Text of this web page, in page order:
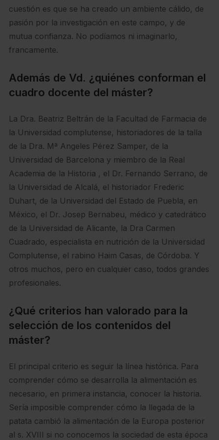
cuestión es que se ha creado un ambiente cálido, de
pasión por la investigación en este campo, y de
mutua confianza. No podíamos ni imaginarlo,
francamente.
Además de Vd. ¿quiénes conforman el
cuadro docente del máster?
La Dra. Beatriz Beltrán de la Facultad de Farmacia de
la Universidad complutense, historiadores de la talla
de la Dra. Mª Angeles Pérez Samper, de la
Universidad de Barcelona y miembro de la Real
Academia de la Historia , el Dr. Fernando Serrano, de
la Universidad de Alcalá, el historiador Frederic
Duhart, de la Universidad del Estado de Puebla, en
México, el Dr. Josep Bernabeu, médico y catedrático
de la Universidad de Alicante, la Dra Carmen
Cuadrado, especialista en nutrición de la Universidad
Complutense, el rabino Haim Casas, de Córdoba. Y
otros muchos, pero en cualquier caso, todos grandes
profesionales.
¿Qué criterios han valorado para la
selección de los contenidos del
máster?
El principal criterio es seguir la línea histórica. Para
comprender cómo se desarrolla la alimentación es
necesario, en primera instancia, conocer la historia.
Sería imposible comprender cómo la llegada de la
patata cambió la alimentación de la Europa posterior
al s. XVIII si no conocemos la sociedad de esta época